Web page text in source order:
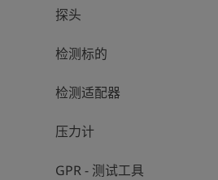
探头
检测标的
检测适配器
压力计
GPR - 测试工具